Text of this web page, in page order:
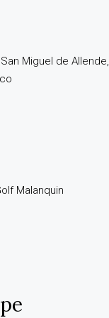
Miguel de Allende,
Malanquin